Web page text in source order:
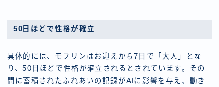
50日ほどで性格が確立
具体的には、モフリンはお迎えから7日で「大人」とな
り、50日ほどで性格が確立されるとされています。その
間に蓄積されたふれあいの記録がAIに影響を与え、動き